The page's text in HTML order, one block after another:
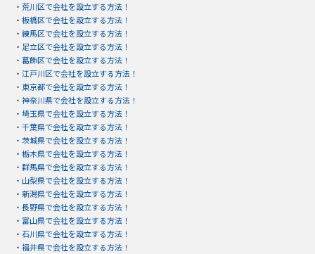
・ 荒川区で会社を設立する方法！
・ 板橋区で会社を設立する方法！
・ 練馬区で会社を設立する方法！
・ 足立区で会社を設立する方法！
・ 葛飾区で会社を設立する方法！
・ 江戸川区で会社を設立する方法！
・ 東京都で会社を設立する方法！
・ 神奈川県で会社を設立する方法！
・ 埼玉県で会社を設立する方法！
・ 千葉県で会社を設立する方法！
・ 茨城県で会社を設立する方法！
・ 栃木県で会社を設立する方法！
・ 群馬県で会社を設立する方法！
・ 山梨県で会社を設立する方法！
・ 新潟県で会社を設立する方法！
・ 長野県で会社を設立する方法！
・ 富山県で会社を設立する方法！
・ 石川県で会社を設立する方法！
・ 福井県で会社を設立する方法！